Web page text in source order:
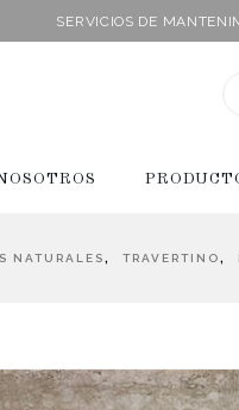
SERVICIOS DE
NATURALES, TRAVERTINO,